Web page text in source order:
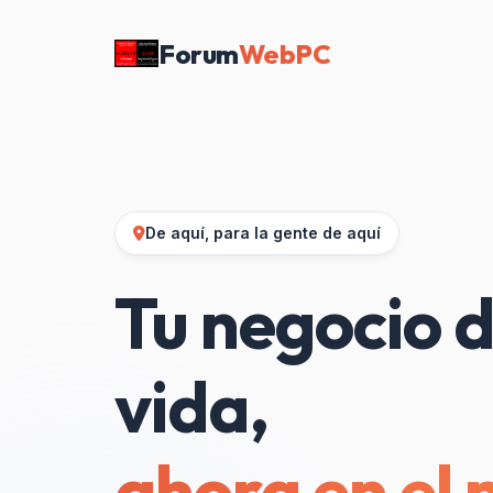
ForumWebPC
De aquí, para la gente de aquí
Tu negocio
vida,